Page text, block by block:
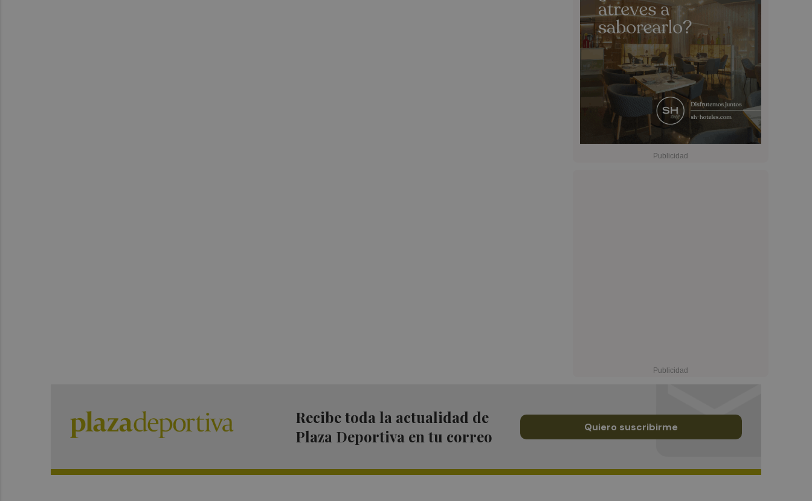
Recibe toda la actualidad de
Plaza Deportiva en tu correo
Quiero suscribirme